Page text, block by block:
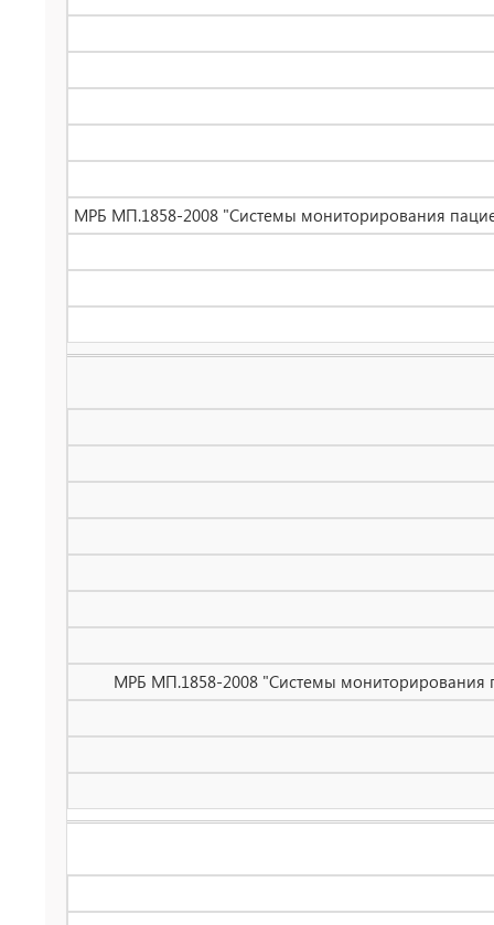
МРБ МП.1858-2008 "Системы мониторирования
МРБ МП.1858-2008 "Системы мониторирования